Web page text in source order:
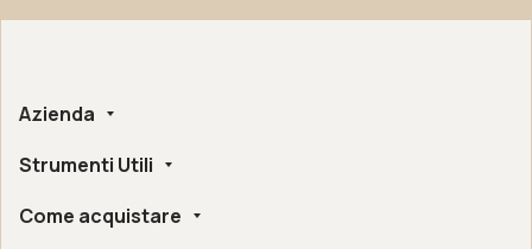
Azienda
Chi siamo
Certificazioni Etico-Ambientali
Strumenti Utili
Whistleblowing
Come acquistare